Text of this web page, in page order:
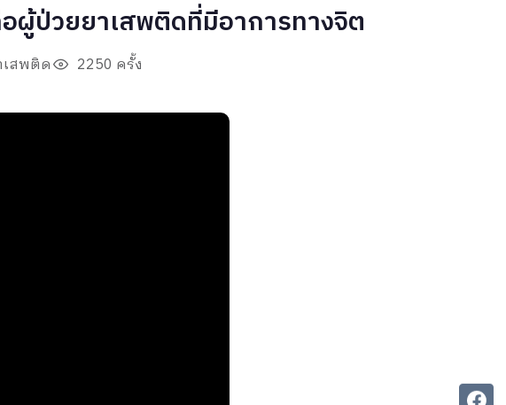
ผู้ป่วยยาเสพติดที่มีอาการทางจิต
สพติด 2250 ครั้ง